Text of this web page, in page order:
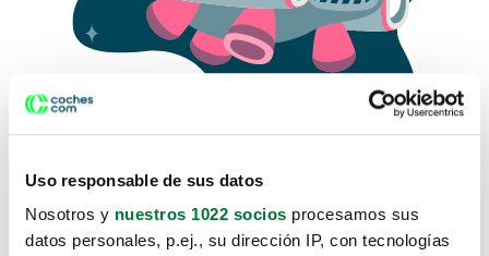
Uso responsable de sus datos
Nosotros y nuestros 1022 socios procesamos sus
datos personales, p.ej., su dirección IP, con tecnologías